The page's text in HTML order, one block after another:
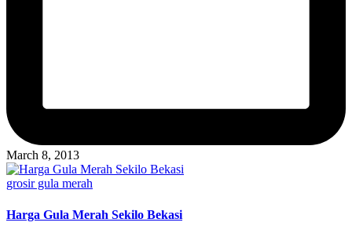
March 8, 2013
Posted
grosir gula merah
Harga Gula Merah Sekilo Bekasi